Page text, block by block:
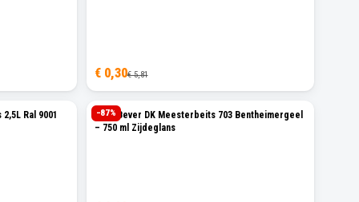
€ 0,30€ 5,81
Ral 9001
−87%
Ceta Bever DK Meesterbeits 703 Bentheimergeel
– 750 ml Zijdeglans